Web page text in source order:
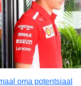
oma potentsiaal